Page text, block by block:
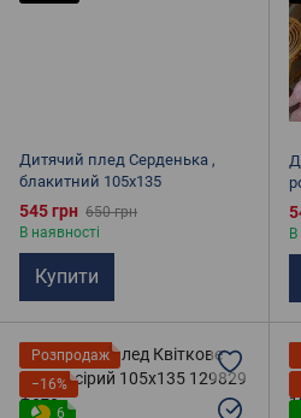
Дитячий плед Серденька ,
блакитний 105х135
545 грн 650 грн
В наявності
Купити
Розпродаж
−16%
6